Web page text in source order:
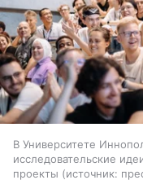
В Университете
исследовательские
проекты
источник: